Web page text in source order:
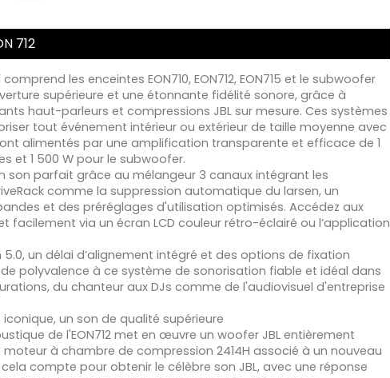
712
les enceintes EON710, EON712, EON715 et le subwoofer
supérieure et une étonnante fidélité sonore, grâce à
haut-parleurs et compressions JBL sur mesure. Ces systèmes
tout événement intérieur ou extérieur de taille moyenne avec
alimentés par une amplification transparente et efficace de 1
et 1 500 W pour le subwoofer.
son parfait grâce au mélangeur 3 canaux intégrant les
comme la suppression automatique du larsen, un
et des préréglages d'utilisation optimisés. Accédez aux
facilement via un écran LCD couleur rétro-éclairé ou l’application
un délai d’alignement intégré et des options de fixation
polyvalence à ce système de sonorisation fiable et idéal dans
du chanteur aux DJs comme de l'audiovisuel d'entreprise
un son de qualité supérieure
de l'EON712 met en œuvre un woofer JBL entièrement
à chambre de compression 2414H associé à un nouveau
compte pour obtenir le célèbre son JBL, avec une réponse